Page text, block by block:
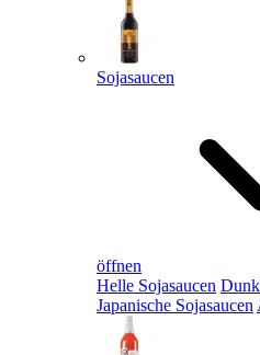
Sojasaucen
öffnen
Helle Sojasaucen
Japanische Sojasaucen